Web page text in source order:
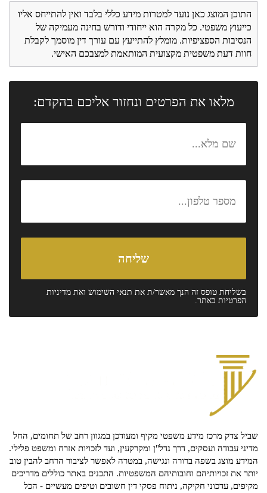
התוכן המוצג כאן נועד למטרות מידע כללי בלבד ואין להתייחס אליו
כייעוץ משפטי. כל מקרה הוא ייחודי ודורש בחינה מעמיקה של
הנסיבות הספציפיות. מומלץ להתייעץ עם עורך דין מוסמך לקבלת
חוות דעת משפטית מקצועית המותאמת למצבכם האישי.
מלאו את הפרטים ונחזור אליכם בהקדם:
בשליחת טופס זה הנך מאשר/ת את תנאי השימוש ואת מדיניות
הפרטיות באתר.
שביל צדק מרכז מידע משפטי מקיף ומעודכן במגוון רחב של תחומים, החל
מדיני עבודה ועסקים, דרך נדל"ן ומקרקעין, ועד לזכויות אזרח ומשפט פלילי.
המידע מוצג בשפה ברורה ונגישה, במטרה לאפשר לציבור הרחב להבין טוב
יותר את זכויותיהם וחובותיהם המשפטיות. התכנים באתר כוללים מדריכים
מקיפים, עדכוני חקיקה, ניתוח פסקי דין חשובים וטיפים מעשיים - הכל